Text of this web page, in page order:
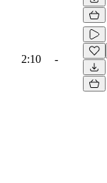
2:10 -